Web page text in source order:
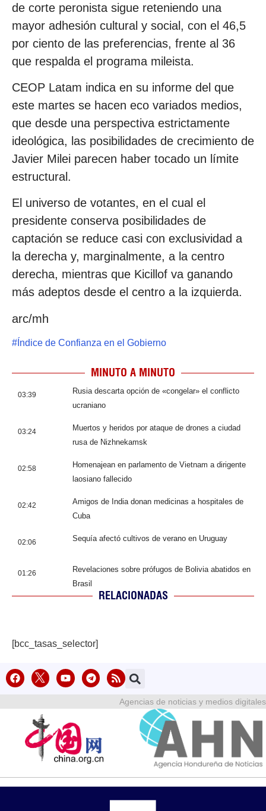
de corte peronista sigue reteniendo una
mayor adhesión cultural y social, con el 46,5
por ciento de las preferencias, frente al 36
que respalda el programa mileista.
CEOP Latam indica en su informe del que
este martes se hacen eco variados medios,
que desde una perspectiva estrictamente
ideológica, las posibilidades de crecimiento de
Javier Milei parecen haber tocado un límite
estructural.
El universo de votantes, en el cual el
presidente conserva posibilidades de
captación se reduce casi con exclusividad a
la derecha y, marginalmente, a la centro
derecha, mientras que Kicillof va ganando
más adeptos desde el centro a la izquierda.
arc/mh
# Índice de Confianza en el Gobierno
MINUTO A MINUTO
03:39
Rusia descarta opción de «congelar» el conflicto
ucraniano
03:24
Muertos y heridos por ataque de drones a ciudad
rusa de Nizhnekamsk
02:58
Homenajean en parlamento de Vietnam a dirigente
laosiano fallecido
02:42
Amigos de India donan medicinas a hospitales de
Cuba
02:06 Sequía afectó cultivos de verano en Uruguay
01:26
Revelaciones sobre prófugos de Bolivia abatidos en
Brasil
RELACIONADAS
[bcc_tasas_selector]
Agencias de noticias y medios digitales